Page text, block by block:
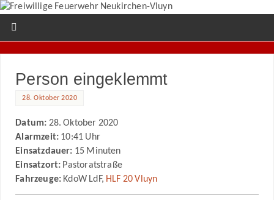
Person eingeklemmt
28. Oktober 2020
Datum: 28. Oktober 2020
Alarmzeit: 10:41 Uhr
Einsatzdauer: 15 Minuten
Einsatzort: Pastoratstraße
Fahrzeuge: KdoW LdF, HLF 20 Vluyn